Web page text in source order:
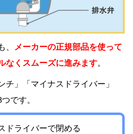
メーカーの正規部品を使って
なくスムーズに進みます。
」「マイナスドライバー」
です。
ドライバーで閉める